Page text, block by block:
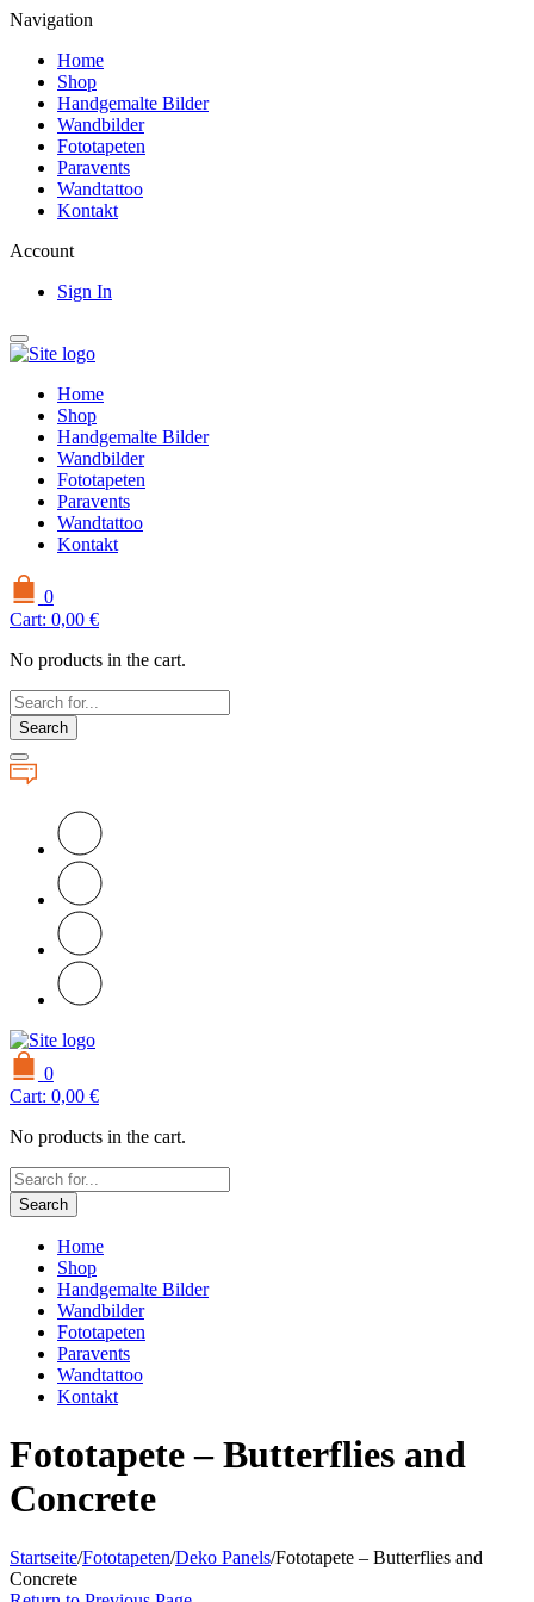
Navigation
Home
Shop
Handgemalte Bilder
Wandbilder
Fototapeten
Paravents
Wandtattoo
Kontakt
Account
Sign In
Home
Shop
Handgemalte Bilder
Wandbilder
Fototapeten
Paravents
Wandtattoo
Kontakt
0
Cart: 0,00 €
No products in the cart.
Search
0
Cart: 0,00 €
No products in the cart.
Search
Home
Shop
Handgemalte Bilder
Wandbilder
Fototapeten
Paravents
Wandtattoo
Kontakt
Fototapete – Butterflies and
Concrete
Startseite/Fototapeten/Deko Panels/Fototapete – Butterflies and
Concrete